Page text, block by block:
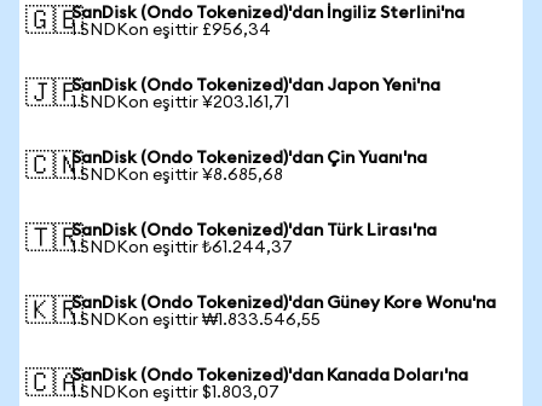
🇬🇧SanDisk (Ondo Tokenized)'dan İngiliz Sterlini'na
1 SNDKon eşittir £956,34
🇯🇵SanDisk (Ondo Tokenized)'dan Japon Yeni'na
1 SNDKon eşittir ¥203.161,71
🇨🇳SanDisk (Ondo Tokenized)'dan Çin Yuanı'na
1 SNDKon eşittir ¥8.685,68
🇹🇷SanDisk (Ondo Tokenized)'dan Türk Lirası'na
1 SNDKon eşittir ₺61.244,37
🇰🇷SanDisk (Ondo Tokenized)'dan Güney Kore Wonu'na
1 SNDKon eşittir ₩1.833.546,55
🇨🇦SanDisk (Ondo Tokenized)'dan Kanada Doları'na
1 SNDKon eşittir $1.803,07